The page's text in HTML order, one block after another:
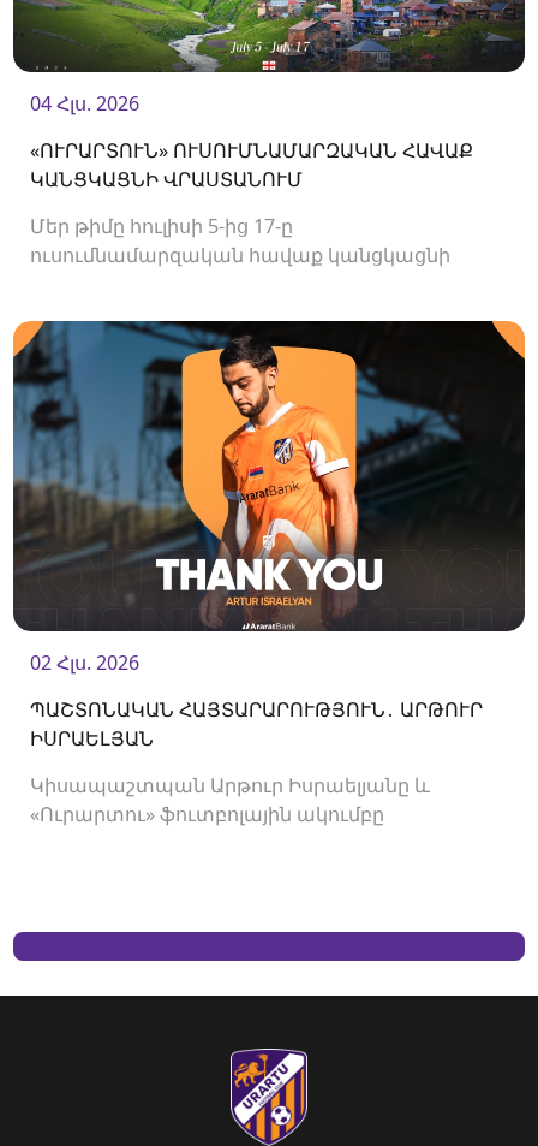
04 Հլս. 2026
«ՈՒՐԱՐՏՈՒՆ» ՈՒՍՈՒՄՆԱՄԱՐԶԱԿԱՆ ՀԱՎԱՔ
ԿԱՆՑԿԱՑՆԻ ՎՐԱՍՏԱՆՈՒՄ
Մեր թիմը հուլիսի 5-ից 17-ը
ուսումնամարզական հավաք կանցկացնի
02 Հլս. 2026
ՊԱՇՏՈՆԱԿԱՆ ՀԱՅՏԱՐԱՐՈՒԹՅՈՒՆ․ ԱՐԹՈՒՐ
ԻՍՐԱԵԼՅԱՆ
Կիսապաշտպան Արթուր Իսրաելյանը և
«Ուրարտու» ֆուտբոլային ակումբը